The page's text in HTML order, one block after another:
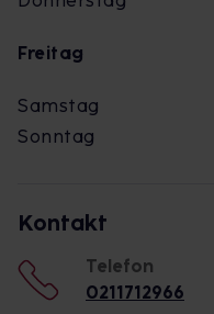
Freitag
Samstag
Sonntag
Kontakt
Telefon
0211712966